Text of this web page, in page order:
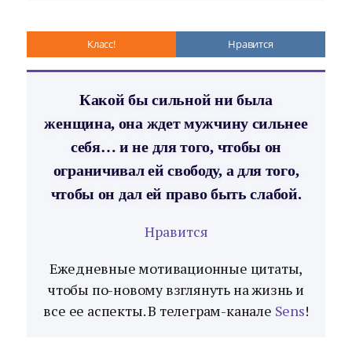
Класс! Нравится
Какой бы сильной ни была
женщина, она ждет мужчину сильнее
себя… и не для того, чтобы он
ограничивал ей свободу, а для того,
чтобы он дал ей право быть слабой.
Нравится
Ежедневные мотивационные цитаты,
чтобы по-новому взглянуть на жизнь и
все ее аспекты. В телеграм-канале Sens!